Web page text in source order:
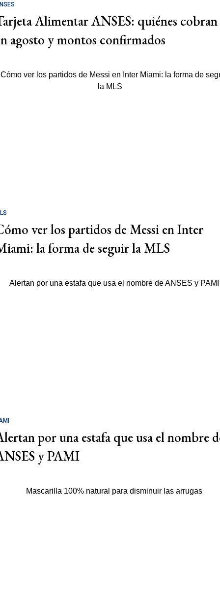
Alimentar ANSES: quiénes cobran
agosto y montos confirmados
ver los partidos de Messi en Inter
la forma de seguir la MLS
por una estafa que usa el nombre
y PAMI